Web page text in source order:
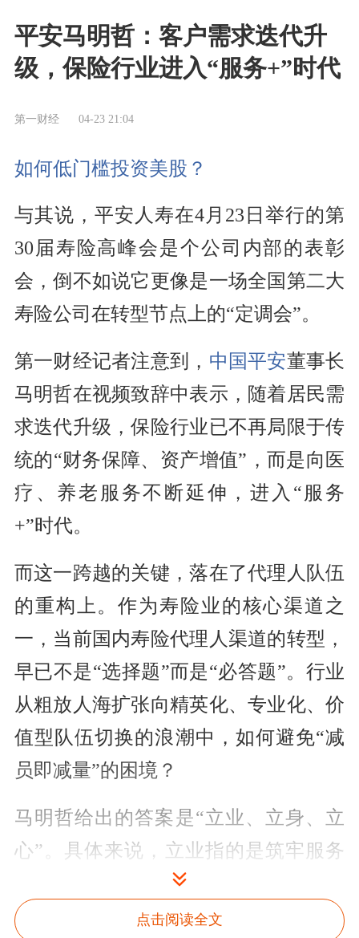
平安马明哲：客户需求迭代升
级，保险行业进入“服务+”时代
第一财经 04-23 21:04
如何低门槛投资美股？
与其说，平安人寿在4月23日举行的第
30届寿险高峰会是个公司内部的表彰
会，倒不如说它更像是一场全国第二大
寿险公司在转型节点上的“定调会”。
第一财经记者注意到， 中国平安董事长
马明哲在视频致辞中表示，随着居民需
求迭代升级，保险行业已不再局限于传
统的“财务保障、资产增值”，而是向医
疗、养老服务不断延伸，进入“服务
+”时代。
而这一跨越的关键，落在了代理人队伍
的重构上。作为寿险业的核心渠道之
一，当前国内寿险代理人渠道的转型，
早已不是“选择题”而是“必答题”。行业
从粗放人海扩张向精英化、专业化、价
值型队伍切换的浪潮中，如何避免“减
员即减量”的困境？
马明哲给出的答案是“立业、立身、立
心”。具体来说，立业指的是筑牢服务
根基，将服务体系转化为客户实实在在
的价值；立身指的是锤炼服务能力，面
点击阅读全文